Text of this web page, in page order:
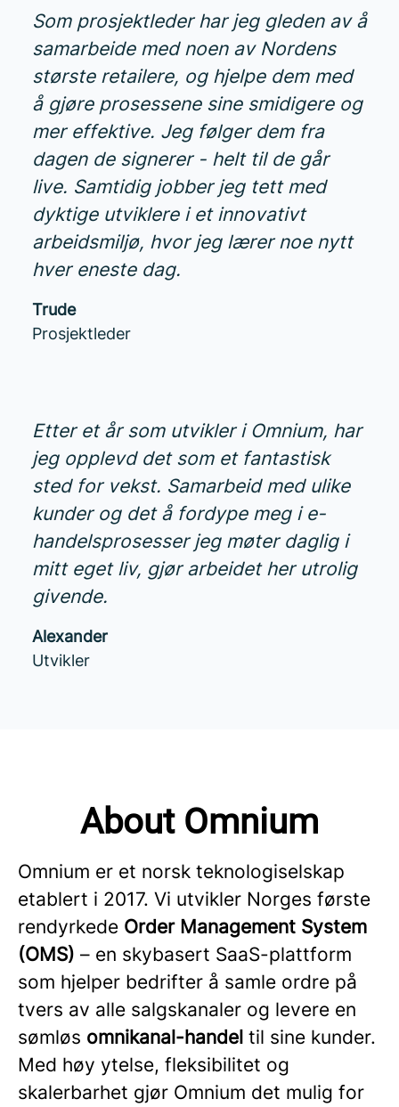
Som prosjektleder har jeg gleden av å
samarbeide med noen av Nordens
største retailere, og hjelpe dem med
å gjøre prosessene sine smidigere og
mer effektive. Jeg følger dem fra
dagen de signerer - helt til de går
live. Samtidig jobber jeg tett med
dyktige utviklere i et innovativt
arbeidsmiljø, hvor jeg lærer noe nytt
hver eneste dag.
Trude
Prosjektleder
Etter et år som utvikler i Omnium, har
jeg opplevd det som et fantastisk
sted for vekst. Samarbeid med ulike
kunder og det å fordype meg i e-
handelsprosesser jeg møter daglig i
mitt eget liv, gjør arbeidet her utrolig
givende.
Alexander
Utvikler
About Omnium
Omnium er et norsk teknologiselskap
etablert i 2017. Vi utvikler Norges første
rendyrkede Order Management System
(OMS) – en skybasert SaaS-plattform
som hjelper bedrifter å samle ordre på
tvers av alle salgskanaler og levere en
sømløs omnikanal-handel til sine kunder.
Med høy ytelse, fleksibilitet og
skalerbarhet gjør Omnium det mulig for